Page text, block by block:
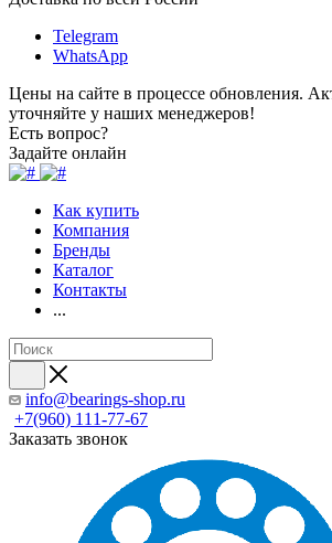
Telegram
WhatsApp
Цены на сайте в процессе обновления.
уточняйте у наших менеджеров!
Есть вопрос?
Задайте онлайн
Как купить
Компания
Бренды
Каталог
Контакты
...
info@bearings-shop.ru
+7(960) 111-77-67
Заказать звонок